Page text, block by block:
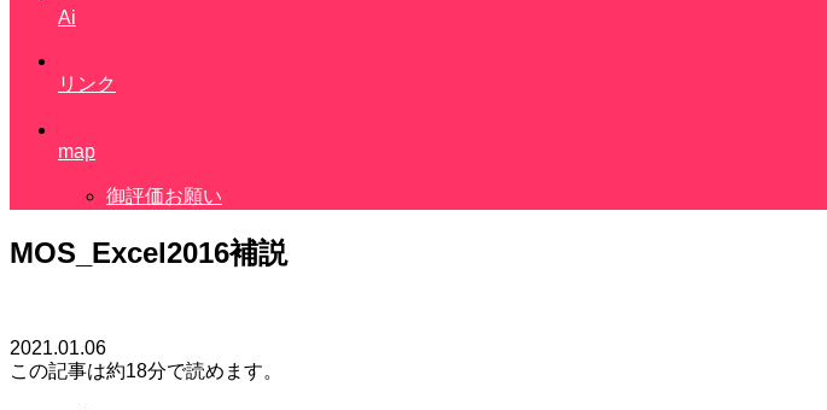
Ai
リンク
map
御評価お願い
MOS_Excel2016補説
2021.01.06
この記事は約18分で読めます。